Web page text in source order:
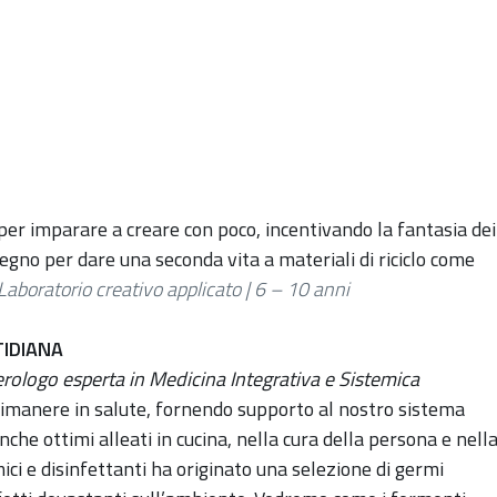
imparare a creare con poco, incentivando la fantasia dei
per dare una seconda vita a materiali di riciclo come
creativo applicato | 6 – 10 anni
esperta in Medicina Integrativa e Sistemica
in salute, fornendo supporto al nostro sistema
ottimi alleati in cucina, nella cura della persona e nella
e disinfettanti ha originato una selezione di germi